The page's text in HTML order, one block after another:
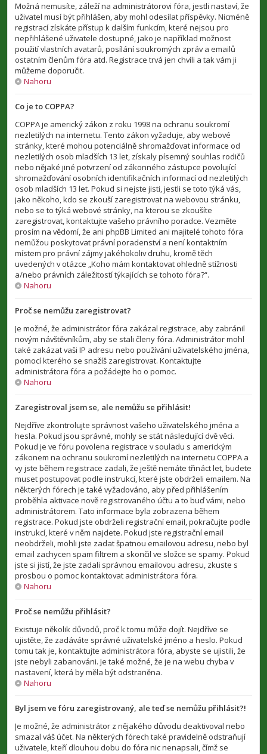
Možná nemusíte, záleží na administrátorovi fóra, jestli nastaví, že
uživatel musí být přihlášen, aby mohl odesílat příspěvky. Nicméně
registrací získáte přístup k dalším funkcím, které nejsou pro
nepřihlášené uživatele dostupné, jako je například možnost
použití vlastních avatarů, posílání soukromých zpráv a emailů
ostatním členům fóra atd. Registrace trvá jen chvíli a tak vám ji
můžeme doporučit.
Nahoru
Co je to COPPA?
COPPA je americký zákon z roku 1998 na ochranu soukromí
nezletilých na internetu. Tento zákon vyžaduje, aby webové
stránky, které mohou potenciálně shromažďovat informace od
nezletilých osob mladších 13 let, získaly písemný souhlas rodičů
nebo nějaké jiné potvrzení od zákonného zástupce povolující
shromažďování osobních identifikačních informací od nezletilých
osob mladších 13 let. Pokud si nejste jisti, jestli se toto týká vás,
jako někoho, kdo se zkouší zaregistrovat na webovou stránku,
nebo se to týká webové stránky, na kterou se zkoušíte
zaregistrovat, kontaktujte vašeho právního poradce. Vezměte
prosím na vědomí, že ani phpBB Limited ani majitelé tohoto fóra
nemůžou poskytovat právní poradenství a není kontaktním
místem pro právní zájmy jakéhokoliv druhu, kromě těch
uvedených v otázce „Koho mám kontaktovat ohledně stížnosti
a/nebo právních záležitostí týkajících se tohoto fóra?“.
Nahoru
Proč se nemůžu zaregistrovat?
Je možné, že administrátor fóra zakázal registrace, aby zabránil
novým návštěvníkům, aby se stali členy fóra. Administrátor mohl
také zakázat vaši IP adresu nebo používání uživatelského jména,
pomocí kterého se snažíš zaregistrovat. Kontaktujte
administrátora fóra a požádejte ho o pomoc.
Nahoru
Zaregistroval jsem se, ale nemůžu se přihlásit!
Nejdříve zkontrolujte správnost vašeho uživatelského jména a
hesla. Pokud jsou správné, mohly se stát následující dvě věci.
Pokud je ve fóru povolena registrace v souladu s americkým
zákonem na ochranu soukromí nezletilých na internetu COPPA a
vy jste během registrace zadali, že ještě nemáte třináct let, budete
muset postupovat podle instrukcí, které jste obdrželi emailem. Na
některých fórech je také vyžadováno, aby před přihlášením
proběhla aktivace nově registrovaného účtu a to buď vámi, nebo
administrátorem. Tato informace byla zobrazena během
registrace. Pokud jste obdrželi registrační email, pokračujte podle
instrukcí, které v něm najdete. Pokud jste registrační email
neobdrželi, mohli jste zadat špatnou emailovou adresu, nebo byl
email zachycen spam filtrem a skončil ve složce se spamy. Pokud
jste si jistí, že jste zadali správnou emailovou adresu, zkuste s
prosbou o pomoc kontaktovat administrátora fóra.
Nahoru
Proč se nemůžu přihlásit?
Existuje několik důvodů, proč k tomu může dojít. Nejdříve se
ujistěte, že zadáváte správné uživatelské jméno a heslo. Pokud
tomu tak je, kontaktujte administrátora fóra, abyste se ujistili, že
jste nebyli zabanováni. Je také možné, že je na webu chyba v
nastavení, která by měla být odstraněna.
Nahoru
Byl jsem ve fóru zaregistrovaný, ale teď se nemůžu přihlásit?!
Je možné, že administrátor z nějakého důvodu deaktivoval nebo
smazal váš účet. Na některých fórech také pravidelně odstraňují
uživatele, kteří dlouhou dobu do fóra nic nenapsali, čímž se